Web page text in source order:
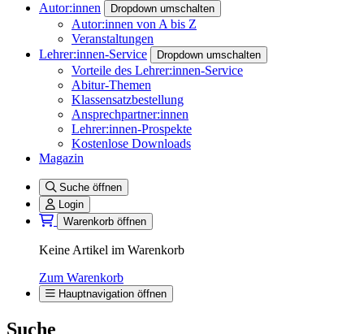
Autor:innen
Dropdown umschalten
Autor:innen von A bis Z
Veranstaltungen
Lehrer:innen-Service
Dropdown umschalten
Vorteile des Lehrer:innen-Service
Abitur-Themen
Klassensatzbestellung
Ansprechpartner:innen
Lehrer:innen-Prospekte
Kostenlose Downloads
Magazin
Suche öffnen
Login
Warenkorb öffnen
Keine Artikel im Warenkorb
Zum Warenkorb
Hauptnavigation öffnen
Suche